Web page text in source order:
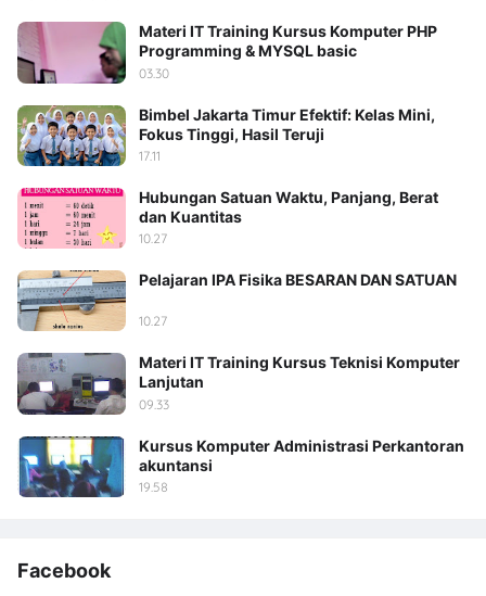
Materi IT Training Kursus Komputer PHP
Programming & MYSQL basic
03.30
Bimbel Jakarta Timur Efektif: Kelas Mini,
Fokus Tinggi, Hasil Teruji
17.11
Hubungan Satuan Waktu, Panjang, Berat
dan Kuantitas
10.27
Pelajaran IPA Fisika BESARAN DAN SATUAN
10.27
Materi IT Training Kursus Teknisi Komputer
Lanjutan
09.33
Kursus Komputer Administrasi Perkantoran
akuntansi
19.58
Facebook